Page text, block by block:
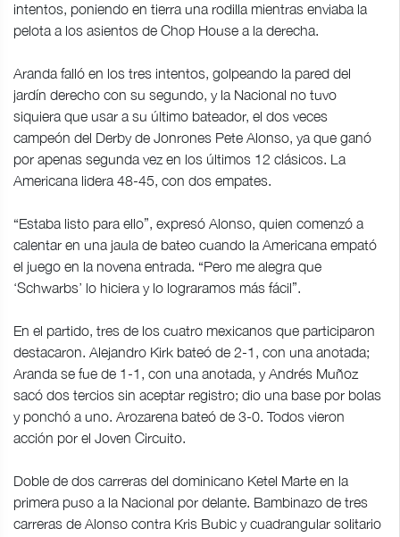
intentos, poniendo en tierra una rodilla mientras enviaba la
pelota a los asientos de Chop House a la derecha.
Aranda falló en los tres intentos, golpeando la pared del
jardín derecho con su segundo, y la Nacional no tuvo
siquiera que usar a su último bateador, el dos veces
campeón del Derby de Jonrones Pete Alonso, ya que ganó
por apenas segunda vez en los últimos 12 clásicos. La
Americana lidera 48-45, con dos empates.
“Estaba listo para ello”, expresó Alonso, quien comenzó a
calentar en una jaula de bateo cuando la Americana empató
el juego en la novena entrada. “Pero me alegra que
‘Schwarbs’ lo hiciera y lo lograramos más fácil”.
En el partido, tres de los cuatro mexicanos que participaron
destacaron. Alejandro Kirk bateó de 2-1, con una anotada;
Aranda se fue de 1-1, con una anotada, y Andrés Muñoz
sacó dos tercios sin aceptar registro; dio una base por bolas
y ponchó a uno. Arozarena bateó de 3-0. Todos vieron
acción por el Joven Circuito.
Doble de dos carreras del dominicano Ketel Marte en la
primera puso a la Nacional por delante. Bambinazo de tres
carreras de Alonso contra Kris Bubic y cuadrangular solitario